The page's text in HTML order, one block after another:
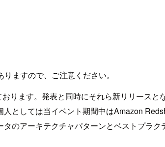
ますので、ご注意ください。
ります。発表と同時にそれら新リリース
としては当イベント期間中はAmazon
のアーキテクチャパターンとベストプラ